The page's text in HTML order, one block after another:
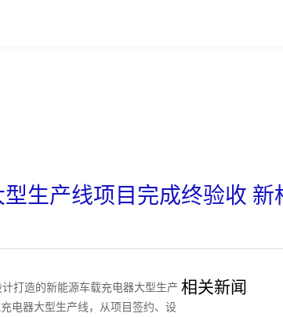
生产线项目完成终验收 新
打造的新能源车载充电器大型生产
电器大型生产线，从项目签约、设
相关新闻